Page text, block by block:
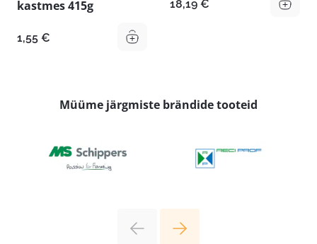
kastmes 415g
1,55 €
18,19 €
Müüme järgmiste brändide tooteid